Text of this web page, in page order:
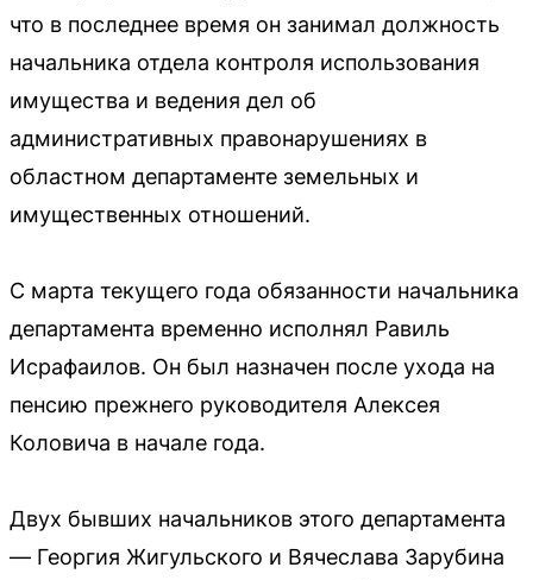
что в последнее время он занимал должность
начальника отдела контроля использования
имущества и ведения дел об
административных правонарушениях в
областном департаменте земельных и
имущественных отношений.
С марта текущего года обязанности начальника
департамента временно исполнял Равиль
Исрафаилов. Он был назначен после ухода на
пенсию прежнего руководителя Алексея
Коловича в начале года.
Двух бывших начальников этого департамента
— Георгия Жигульского и Вячеслава Зарубина